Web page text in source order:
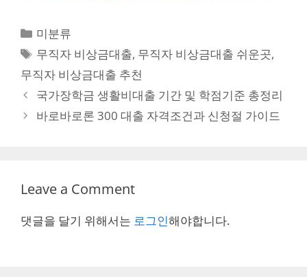
Categories
미분류
Tags
무직자 비상금대출, 무직자 비상금대출 쉬운곳,
무직자 비상금대출 추천
Post
navigation
국가장학금 생활비대출 기간 및 학점기준 총정리
바로바로론 300 대출 자격조건과 신청절 가이드
Leave a Comment
댓글을 달기 위해서는 로그인해야합니다.